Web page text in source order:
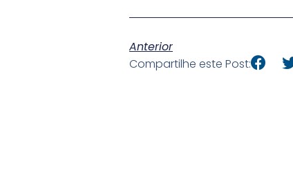
Anterior
Compartilhe este Post: